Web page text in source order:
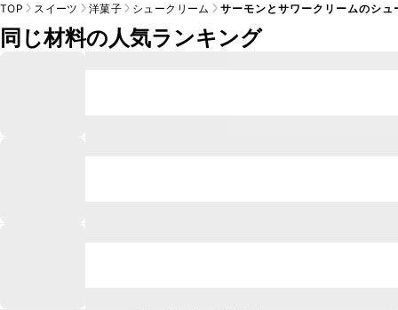
TOP スイーツ 洋菓子 シュークリーム サーモンとサワークリームのシュ
同じ材料の人気ランキング